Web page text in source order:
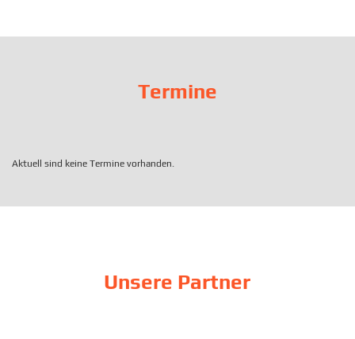
Termine
Aktuell sind keine Termine vorhanden.
Unsere Partner